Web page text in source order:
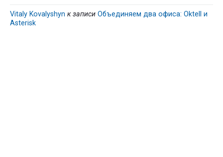
Vitaly Kovalyshyn к записи Объединяем два офиса: Oktell и
Asterisk